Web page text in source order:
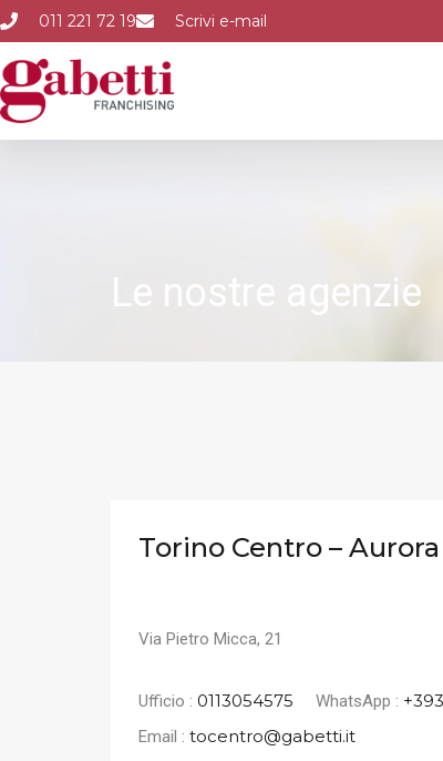
011 221 72 19 Scrivi e-mail
Le nostre agenzie
Torino Centro – Aurora
Via Pietro Micca, 21
Ufficio : 0113054575 WhatsApp :
Email : tocentro@gabetti.it